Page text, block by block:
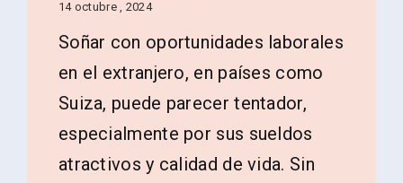
14 octubre , 2024
Soñar con oportunidades laborales
en el extranjero, en países como
Suiza, puede parecer tentador,
especialmente por sus sueldos
atractivos y calidad de vida. Sin